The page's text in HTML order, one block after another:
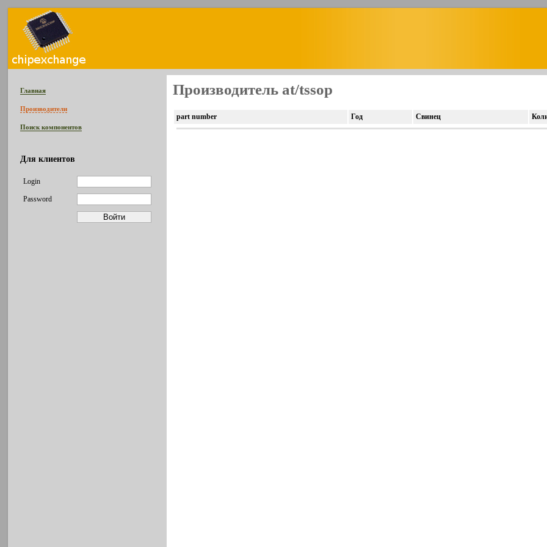
Главная
Производители
Поиск компонентов
Для клиентов
Login
Password
Производитель at/tssop
part number Год Свинец